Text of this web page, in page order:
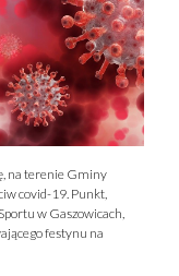
na terenie Gminy
covid-19. Punkt,
w Gaszowicach,
festynu na